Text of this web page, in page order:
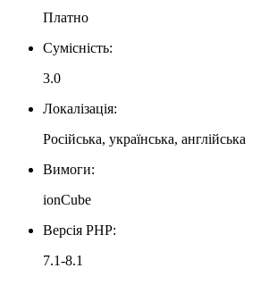
Платно
Сумісність:
3.0
Локалізація:
Російська, українська, англійська
Вимоги:
ionCube
Версія PHP:
7.1-8.1